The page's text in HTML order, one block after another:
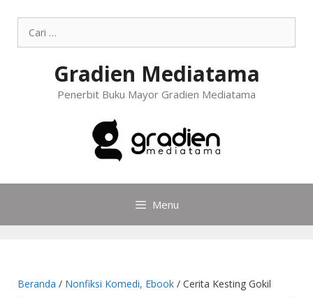
Gradien Mediatama
Penerbit Buku Mayor Gradien Mediatama
Menu
Beranda / Nonfiksi Komedi, Ebook / Cerita Kesting Gokil